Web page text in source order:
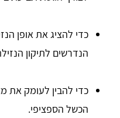
כדי להציג את אופן
הנדרשים לתיקון
כדי להבין לעומק את
הכשל הספציפי.